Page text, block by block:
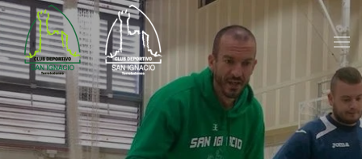
Skip to main content